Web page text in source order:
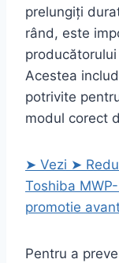
prelungiți
rând, este
Acestea
potrivite
modul corect
➤ Vezi ➤
Toshiba
promotie
Pentru a